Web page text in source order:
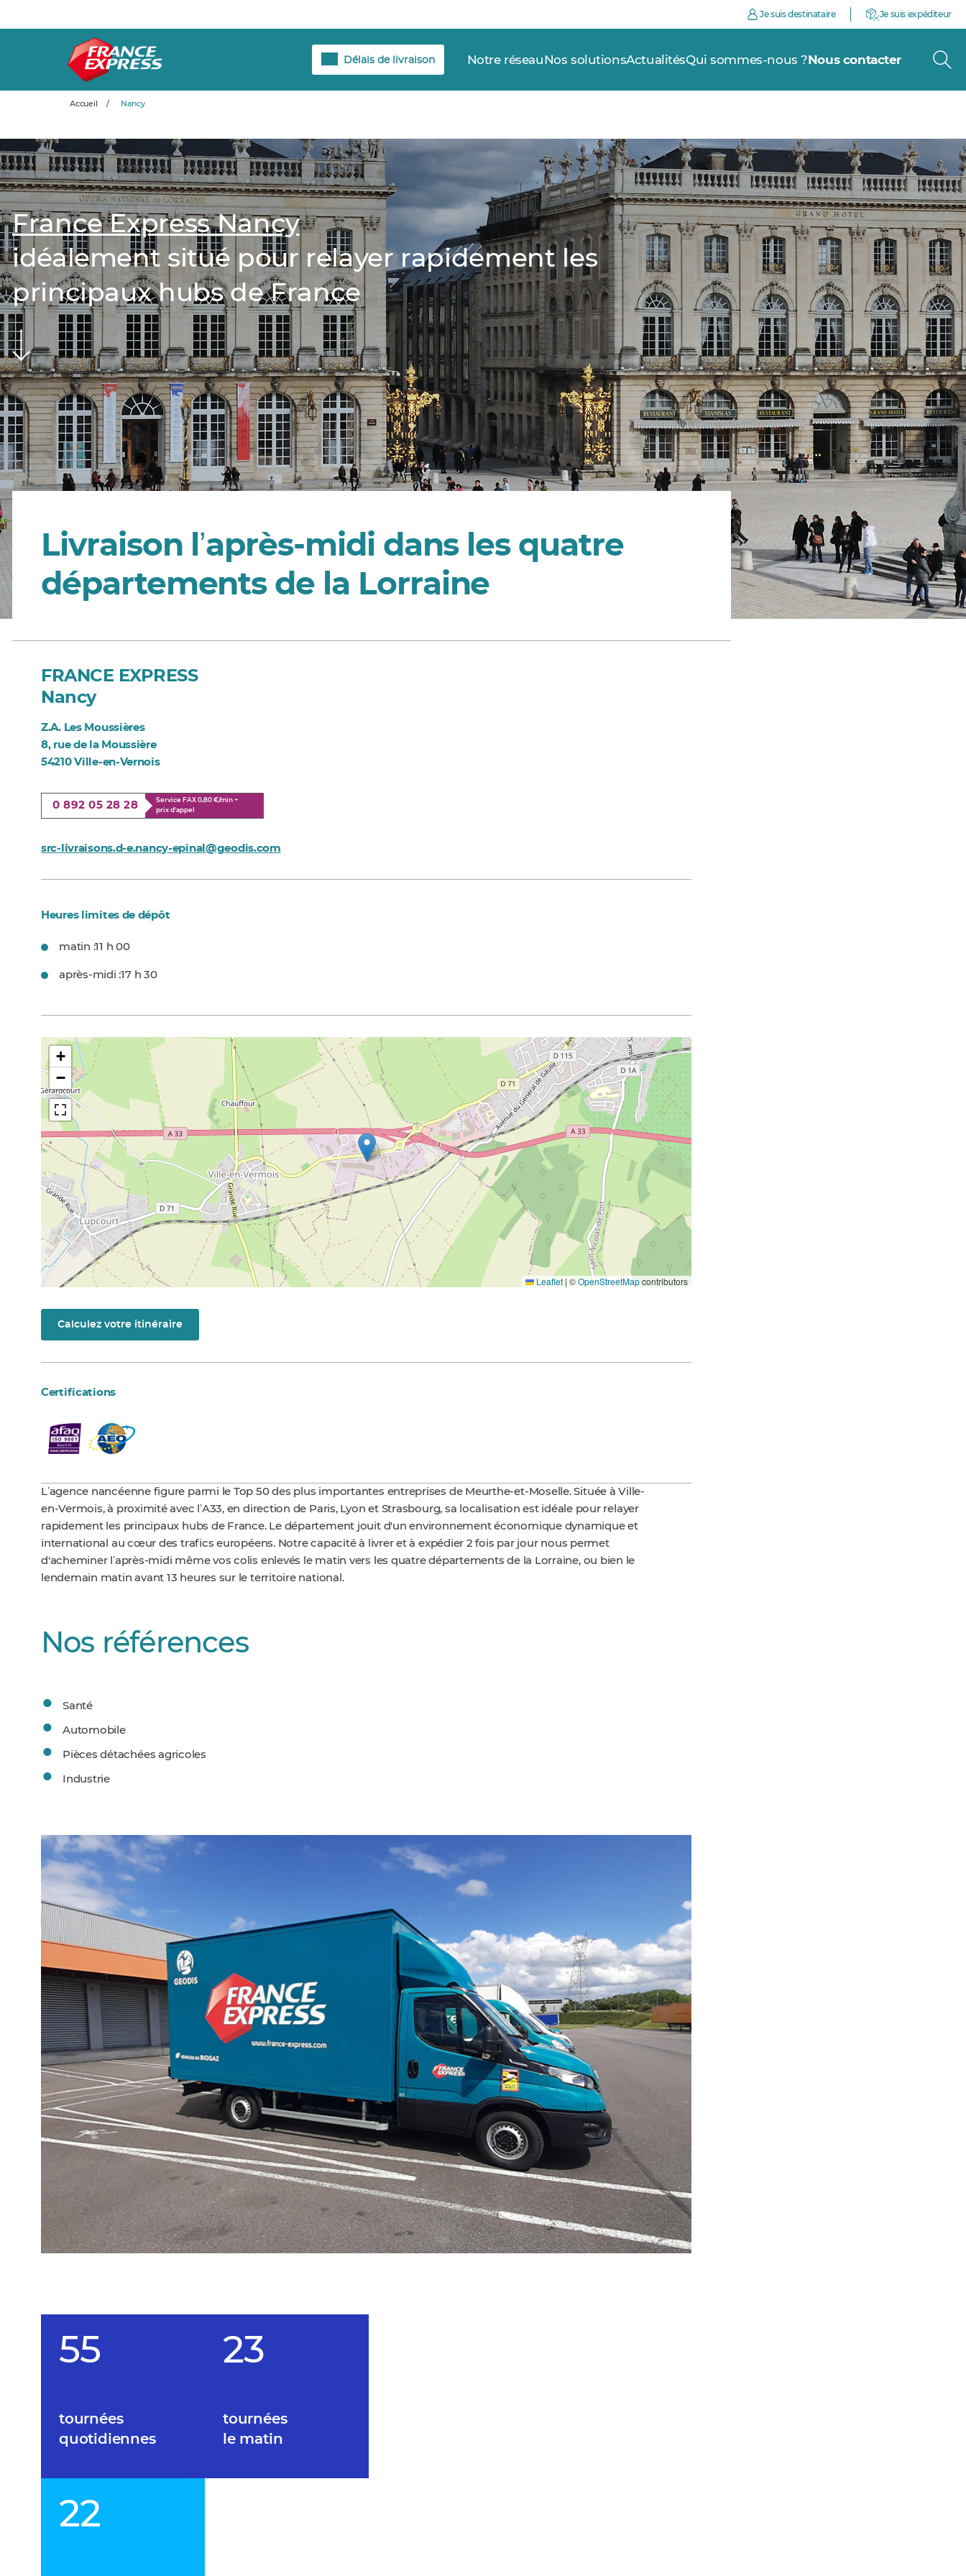
Je suis destinataire Je suis expéditeur
Délais de livraison Notre réseau Nos solutionsActualitésQui sommes-nous ? Nous contacter
Accueil / Nancy
France Express Nancy
idéalement situé pour relayer rapidement les
principaux hubs de France
Livraison lʼaprès-midi dans les quatre
départements de la Lorraine
Lʼagence nancéenne figure parmi le Top 50 des plus importantes entreprises de Meurthe-et-Moselle. Située à Ville-
en-Vermois, à proximité avec lʼA33, en direction de Paris, Lyon et Strasbourg, sa localisation est idéale pour relayer
rapidement les principaux hubs de France. Le département jouit d'un environnement économique dynamique et
international au cœur des trafics européens. Notre capacité à livrer et à expédier 2 fois par jour nous permet
d'acheminer lʼaprès-midi même vos colis enlevés le matin vers les quatre départements de la Lorraine, ou bien le
lendemain matin avant 13 heures sur le territoire national.
Nos références
Santé
Automobile
Pièces détachées agricoles
Industrie
55
tournées
quotidiennes
23
tournées
le matin
22
FRANCE EXPRESS
Nancy
Z.A. Les Moussières
8, rue de la Moussière
54210 Ville-en-Vernois
0 892 05 28 28
Service FAX 0,80 €/min +
prix d'appel
src-livraisons.d-e.nancy-epinal@geodis.com
Heures limites de dépôt
matin :11 h 00
après-midi :17 h 30
+
−
Leaflet | ©OpenStreetMapcontributors
Calculez votre itinéraire
Certifications